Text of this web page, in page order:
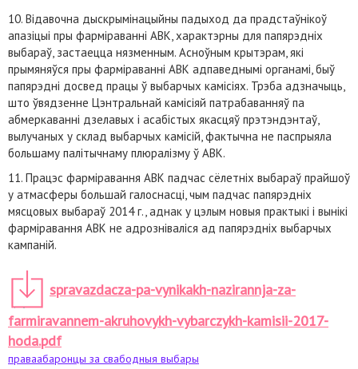
10. Відавочна дыскрымінацыйны падыход да прадстаўнікоў
апазіцыі пры фарміраванні АВК, характэрны для папярэдніх
выбараў, застаецца нязменным. Асноўным крытэрам, які
прымяняўся пры фарміраванні АВК адпаведнымі органамі, быў
папярэдні досвед працы ў выбарчых камісіях. Трэба адзначыць,
што ўвядзенне Цэнтральнай камісіяй патрабаванняў па
абмеркаванні дзелавых і асабістых якасцяў прэтэндэнтаў,
вылучаных у склад выбарчых камісій, фактычна не паспрыяла
большаму палітычнаму плюралізму ў АВК.
11. Працэс фарміравання АВК падчас сёлетніх выбараў прайшоў
у атмасферы большай галоснасці, чым падчас папярэдніх
мясцовых выбараў 2014 г., аднак у цэлым новыя практыкі і вынікі
фарміравання АВК не адрозніваліся ад папярэдніх выбарчых
кампаній.
spravazdacza-pa-vynikakh-nazirannja-za-
farmiravannem-akruhovykh-vybarczykh-kamisii-2017-
hoda.pdf
праваабаронцы за свабодныя выбары